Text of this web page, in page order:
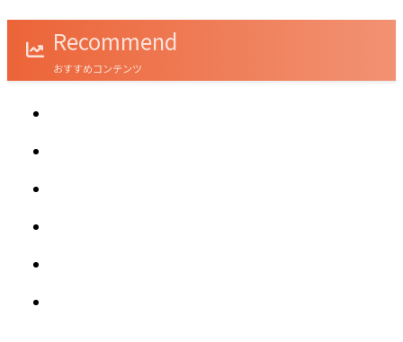
Recommend
おすすめコンテンツ